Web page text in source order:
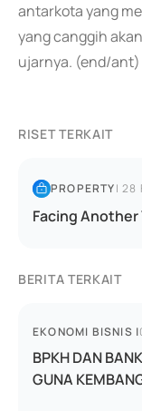
antarkota yang
yang canggih
ujarnya. (end/ant)
RISET TERKAIT
PROPERTY|28
Facing Another
BERITA TERKAIT
EKONOMI BISNIS |
BPKH DAN
GUNA